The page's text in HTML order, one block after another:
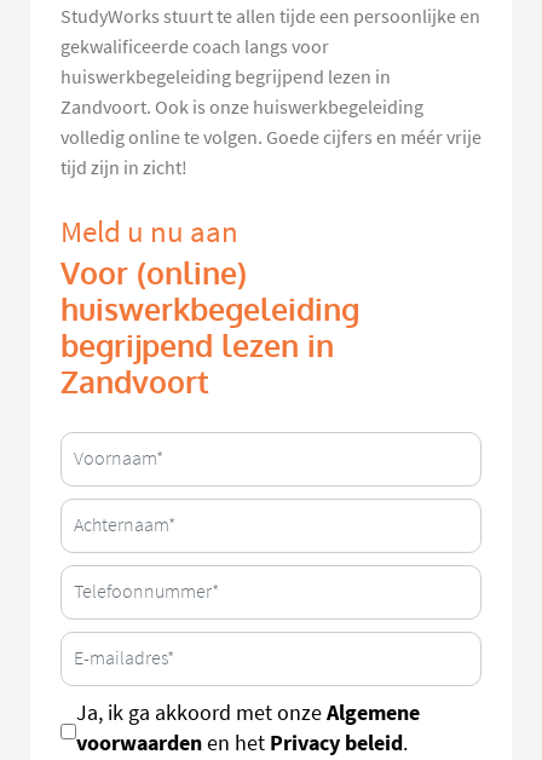
StudyWorks stuurt te allen tijde een persoonlijke en
gekwalificeerde coach langs voor
huiswerkbegeleiding begrijpend lezen in
Zandvoort. Ook is onze huiswerkbegeleiding
volledig online te volgen. Goede cijfers en méér vrije
tijd zijn in zicht!
Meld u nu aan
Voor (online)
huiswerkbegeleiding
begrijpend lezen in
Zandvoort
Ja, ik ga akkoord met onzeAlgemene
voorwaardenen het Privacy beleid.